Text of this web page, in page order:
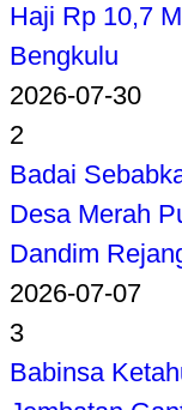
Haji Rp 10,7
Bengkulu
2026-07-30
2
Badai
Desa Merah
Dandim
2026-07-07
3
Babinsa